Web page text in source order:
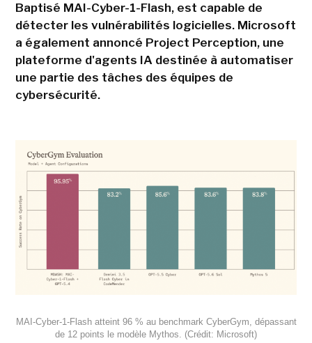
Baptisé MAI-Cyber-1-Flash, est capable de
détecter les vulnérabilités logicielles. Microsoft
a également annoncé Project Perception, une
plateforme d'agents IA destinée à automatiser
une partie des tâches des équipes de
cybersécurité.
MAI-Cyber-1-Flash atteint 96 % au benchmark CyberGym, dépassant
de 12 points le modèle Mythos. (Crédit: Microsoft)